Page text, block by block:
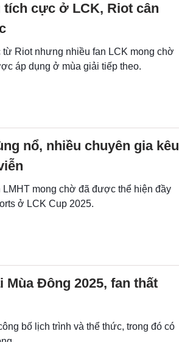
tích cực ở LCK, Riot cân
Riot nhưng nhiều fan LCK mong chờ
áp dụng ở mùa giải tiếp theo.
nổ, nhiều chuyên gia kêu
mong chờ đã được thể hiện đầy
ở LCK Cup 2025.
Mùa Đông 2025, fan thất
bố lịch trình và thể thức, trong đó có